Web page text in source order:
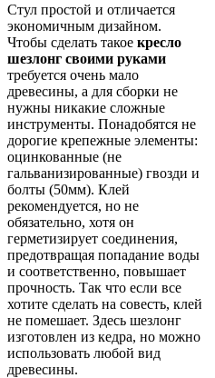
Стул простой и отличается
экономичным дизайном.
Чтобы сделать такое кресло
шезлонг своими руками
требуется очень мало
древесины, а для сборки не
нужны никакие сложные
инструменты. Понадобятся не
дорогие крепежные элементы:
оцинкованные (не
гальванизированные) гвозди и
болты (50мм). Клей
рекомендуется, но не
обязательно, хотя он
герметизирует соединения,
предотвращая попадание воды
и соответственно, повышает
прочность. Так что если все
хотите сделать на совесть, клей
не помешает. Здесь шезлонг
изготовлен из кедра, но можно
использовать любой вид
древесины.